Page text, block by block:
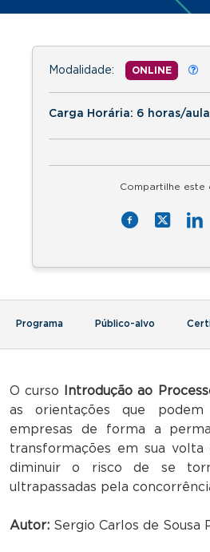
Modalidade: ONLINE
Carga Horária: 6 horas/aula
Compartilhe este
Programa Público-alvo
O curso Introdução ao
as orientações que
empresas de forma a
transformações em sua
diminuir o risco de se
ultrapassadas pela
Autor: Sergio Carlos de Sousa